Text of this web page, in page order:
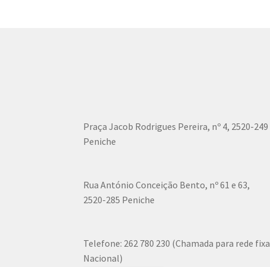
Praça Jacob Rodrigues Pereira, nº 4, 2520-249
Peniche
Rua António Conceição Bento, nº 61 e 63,
2520-285 Peniche
Telefone: 262 780 230 (Chamada para rede fixa
Nacional)